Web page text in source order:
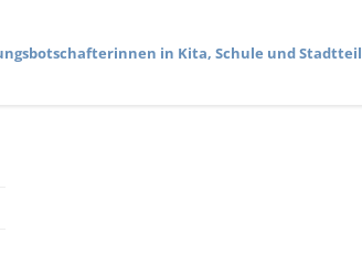
in Kita, Schule und Stadtteil